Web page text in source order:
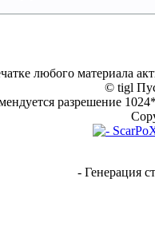
любого материала
© tigl
разрешение
- Генерация